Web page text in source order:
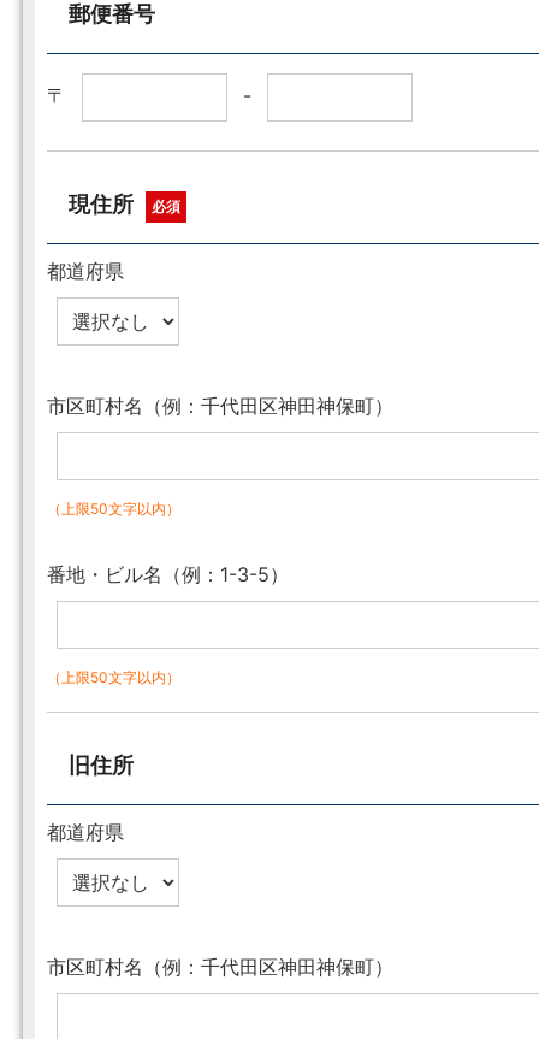
郵便番号
〒 -
現住所 必須
都道府県
市区町村名（例：千代田区神田神保町）
（上限50文字以内）
番地・ビル名（例：1-3-5）
（上限50文字以内）
旧住所
都道府県
市区町村名（例：千代田区神田神保町）